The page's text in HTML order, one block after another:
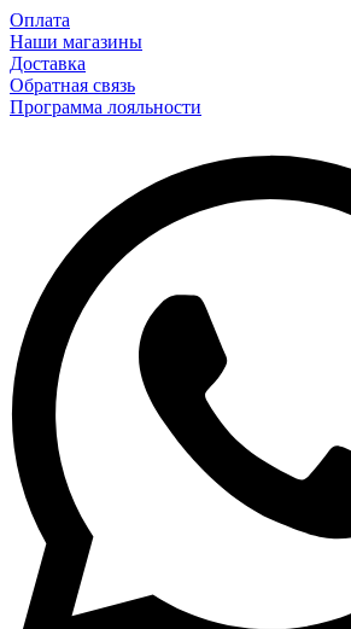
Оплата
Наши магазины
Доставка
Обратная связь
Программа лояльности